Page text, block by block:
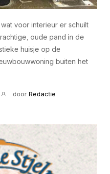
voor interieur er schuilt
oude pand in de
huisje op de
buiten het
door Redactie